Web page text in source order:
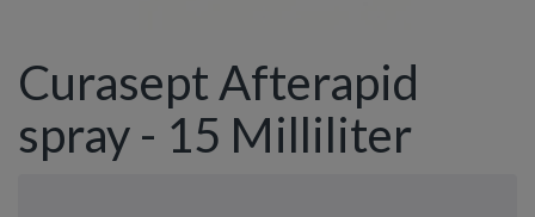
Curasept Afterapid
spray - 15 Milliliter